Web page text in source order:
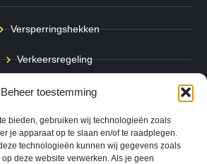
Beheer toestemming
bieden, gebruiken wij technologieën zoals
je apparaat op te slaan en/of te raadplegen.
technologieën kunnen wij gegevens zoals
deze website verwerken. Als je geen
Versperringshekken
Verkeersregeling
Stadspalen
Afzetpalen
Bodemmarkering